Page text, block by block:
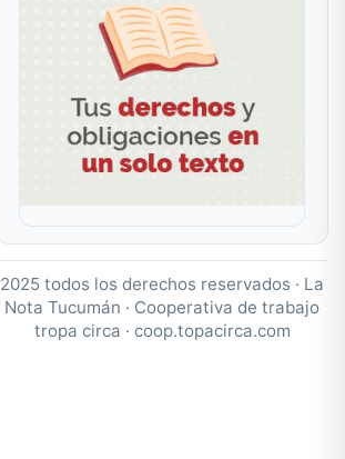
2025 todos los derechos reservados · La
Nota Tucumán · Cooperativa de trabajo
tropa circa · coop.topacirca.com